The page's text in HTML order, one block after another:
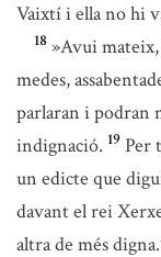
Vaixtí i ella no hi
18 »Avui mateix,
medes,
parlaran i podran
indignació. 19 Per
un edicte que
davant el rei
altra de més